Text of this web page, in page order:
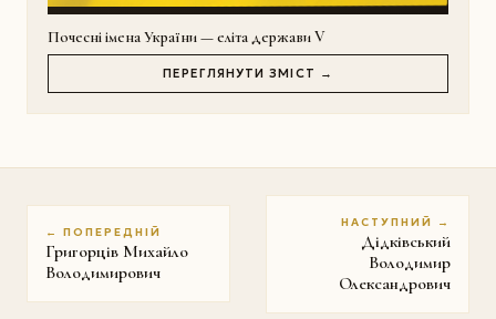
Почесні імена України — еліта держави V
ПЕРЕГЛЯНУТИ ЗМІСТ →
← ПОПЕРЕДНІЙ
Григорців Михайло
Володимирович
НАСТУПНИЙ →
Дідківський
Володимир
Олександрович